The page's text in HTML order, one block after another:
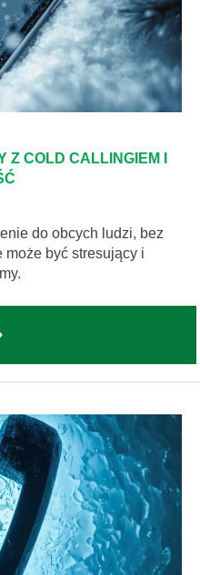
COLD CALLINGIEM I
do obcych ludzi, bez
być stresujący i